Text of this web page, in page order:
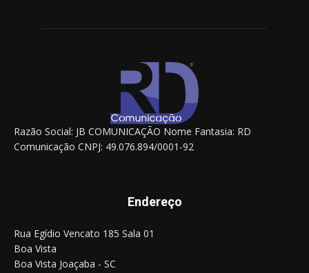
Razão Social: JB COMUNICAÇÃO Nome Fantasia: RD
Comunicação CNPJ: 49.076.894/0001-92
Endereço
Rua Egídio Vencato 185 Sala 01
Boa Vista
Boa Vista Joaçaba - SC